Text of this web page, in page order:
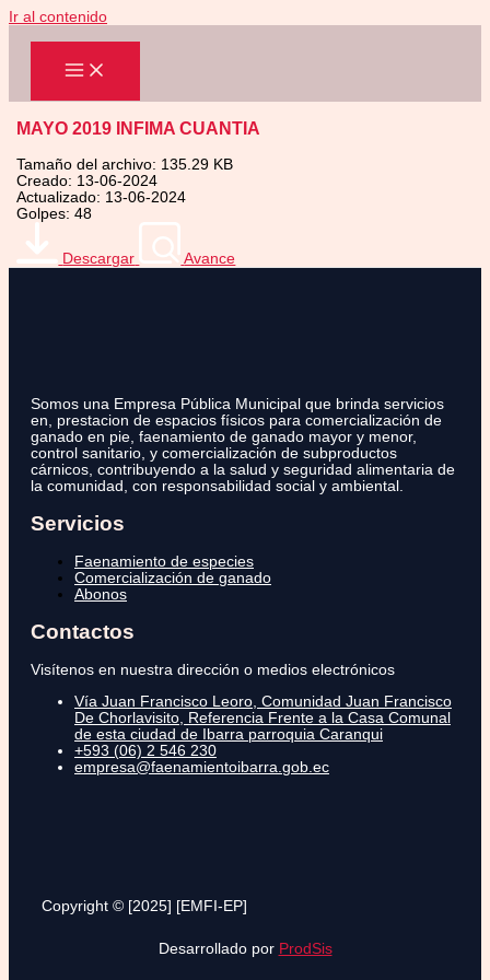
Ir al contenido
MAYO 2019 INFIMA CUANTIA
Tamaño del archivo: 135.29 KB
Creado: 13-06-2024
Actualizado: 13-06-2024
Golpes: 48
Descargar Avance
Somos una Empresa Pública Municipal que brinda servicios
en, prestacion de espacios físicos para comercialización de
ganado en pie, faenamiento de ganado mayor y menor,
control sanitario, y comercialización de subproductos
cárnicos, contribuyendo a la salud y seguridad alimentaria de
la comunidad, con responsabilidad social y ambiental.
Servicios
Faenamiento de especies
Comercialización de ganado
Abonos
Contactos
Visítenos en nuestra dirección o medios electrónicos
Vía Juan Francisco Leoro, Comunidad Juan Francisco
De Chorlavisito, Referencia Frente a la Casa Comunal
de esta ciudad de Ibarra parroquia Caranqui
+593 (06) 2 546 230
empresa@faenamientoibarra.gob.ec
Copyright © [2025] [EMFI-EP]
Desarrollado por ProdSis